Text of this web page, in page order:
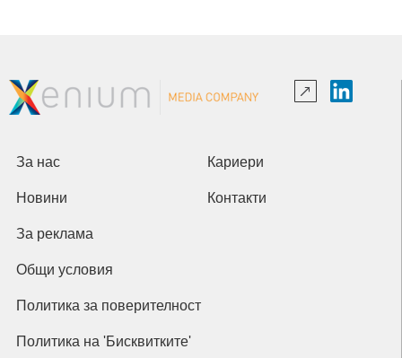
За нас Кариери
Новини Контакти
За реклама
Общи условия
Политика за поверителност
Политика на 'Бисквитките'